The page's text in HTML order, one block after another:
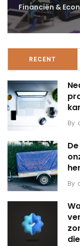
Financiën &
RECENT
By
By